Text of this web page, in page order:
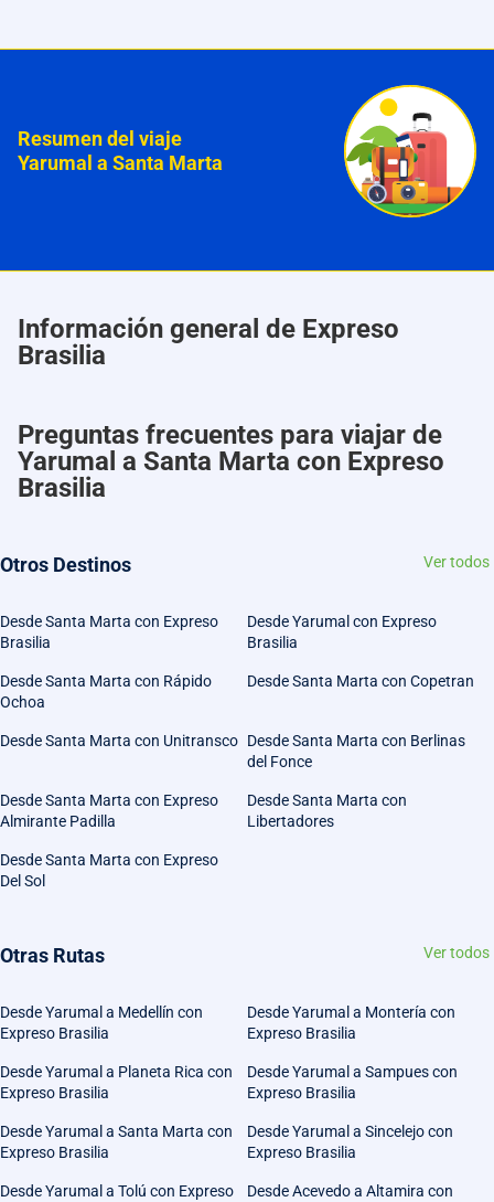
Resumen del viaje
Yarumal a Santa Marta
Información general de Expreso
Brasilia
Preguntas frecuentes para viajar de
Yarumal a Santa Marta con Expreso
Brasilia
Otros Destinos Ver todos
Desde Santa Marta con Expreso
Brasilia
Desde Yarumal con Expreso
Brasilia
Desde Santa Marta con Rápido
Ochoa
Desde Santa Marta con Copetran
Desde Santa Marta con Unitransco Desde Santa Marta con Berlinas
del Fonce
Desde Santa Marta con Expreso
Almirante Padilla
Desde Santa Marta con
Libertadores
Desde Santa Marta con Expreso
Del Sol
Otras Rutas Ver todos
Desde Yarumal a Medellín con
Expreso Brasilia
Desde Yarumal a Montería con
Expreso Brasilia
Desde Yarumal a Planeta Rica con
Expreso Brasilia
Desde Yarumal a Sampues con
Expreso Brasilia
Desde Yarumal a Santa Marta con
Expreso Brasilia
Desde Yarumal a Sincelejo con
Expreso Brasilia
Desde Yarumal a Tolú con Expreso
Desde Acevedo a Altamira con